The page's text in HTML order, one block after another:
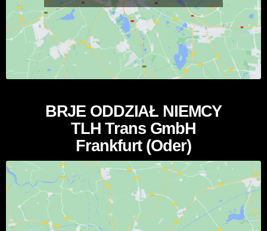
BRJE ODDZIAŁ NIEMCY
TLH Trans GmbH
Frankfurt (Oder)